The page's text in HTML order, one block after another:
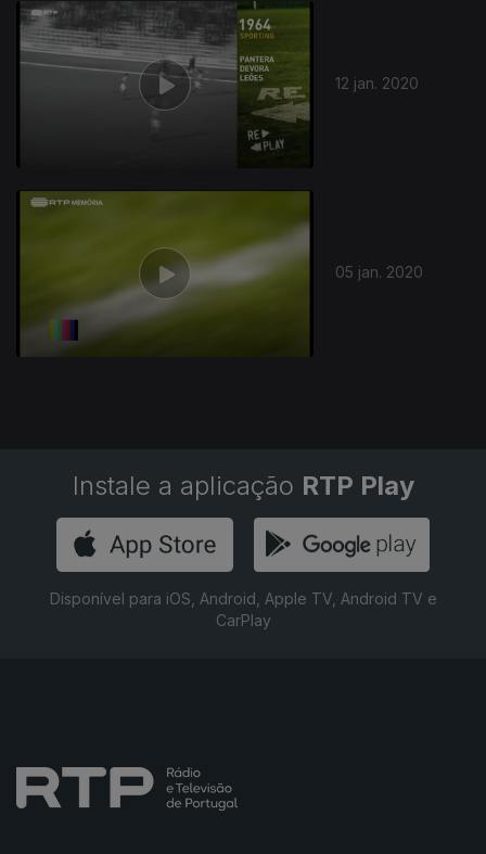
12 jan. 2020
05 jan. 2020
448664
Instale a aplicação RTP Play
Disponível para iOS, Android, Apple TV, Android TV e
CarPlay